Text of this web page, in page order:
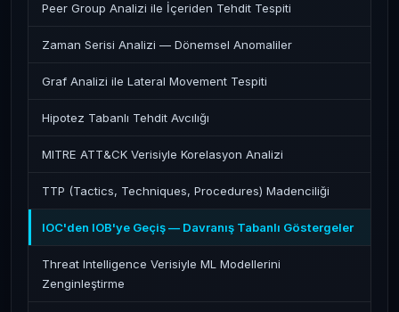
Peer Group Analizi ile İçeriden Tehdit Tespiti
Zaman Serisi Analizi — Dönemsel Anomaliler
Graf Analizi ile Lateral Movement Tespiti
Hipotez Tabanlı Tehdit Avcılığı
MITRE ATT&CK Verisiyle Korelasyon Analizi
TTP (Tactics, Techniques, Procedures) Madenciliği
IOC'den IOB'ye Geçiş — Davranış Tabanlı Göstergeler
Threat Intelligence Verisiyle ML Modellerini
Zenginleştirme